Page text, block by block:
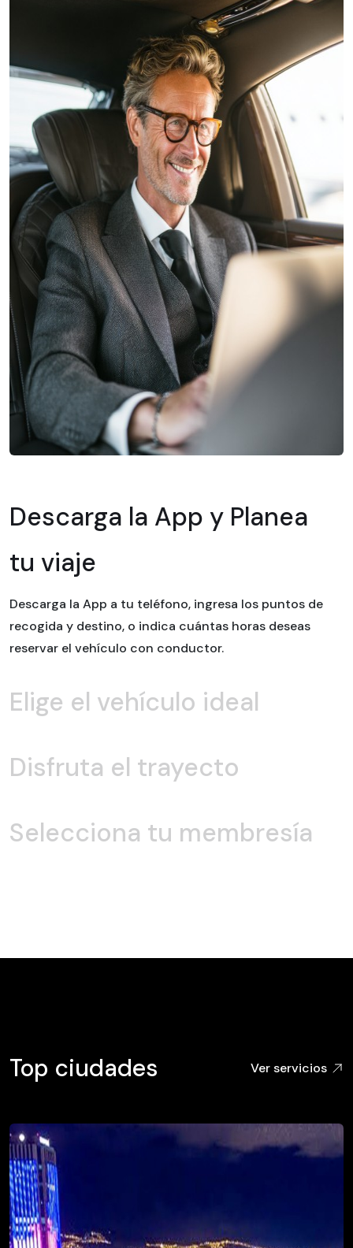
Descarga la App y Planea
tu viaje
Descarga la App a tu teléfono, ingresa los puntos de
recogida y destino, o indica cuántas horas deseas
reservar el vehículo con conductor.
Elige el vehículo ideal
Disfruta el trayecto
Selecciona tu membresía
Top ciudades Ver servicios